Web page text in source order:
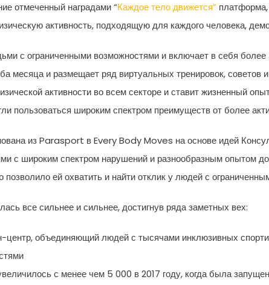
отмеченный наградами “Каждое тело движется”
активность, подходящую для каждого человека,
с ограниченными возможностями и включает в себя
месяца и размещает ряд виртуальных тренировок, советов
активности во всем секторе и ставит жизненный
пользоваться широким спектром преимуществ от более
из Parasport в Every Body Moves на основе идей
с широким спектром нарушений и разнообразным опытом
ей охватить и найти отклик у людей с
все сильнее и сильнее, достигнув ряда заметных вех:
центр, объединяющий людей с тысячами инклюзивных
с менее чем 5 000 в 2017 году, когда была